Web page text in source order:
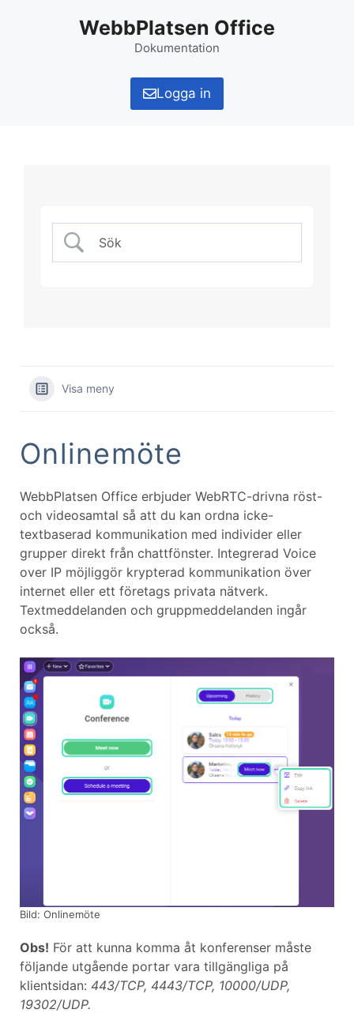
WebbPlatsen Office
Dokumentation
Logga in
Visa meny
Onlinemöte
WebbPlatsen Office erbjuder WebRTC-drivna röst-
och videosamtal så att du kan ordna icke-
textbaserad kommunikation med individer eller
grupper direkt från chattfönster. Integrerad Voice
over IP möjliggör krypterad kommunikation över
internet eller ett företags privata nätverk.
Textmeddelanden och gruppmeddelanden ingår
också.
Bild: Onlinemöte
Obs! För att kunna komma åt konferenser måste
följande utgående portar vara tillgängliga på
klientsidan: 443/TCP, 4443/TCP, 10000/UDP,
19302/UDP.